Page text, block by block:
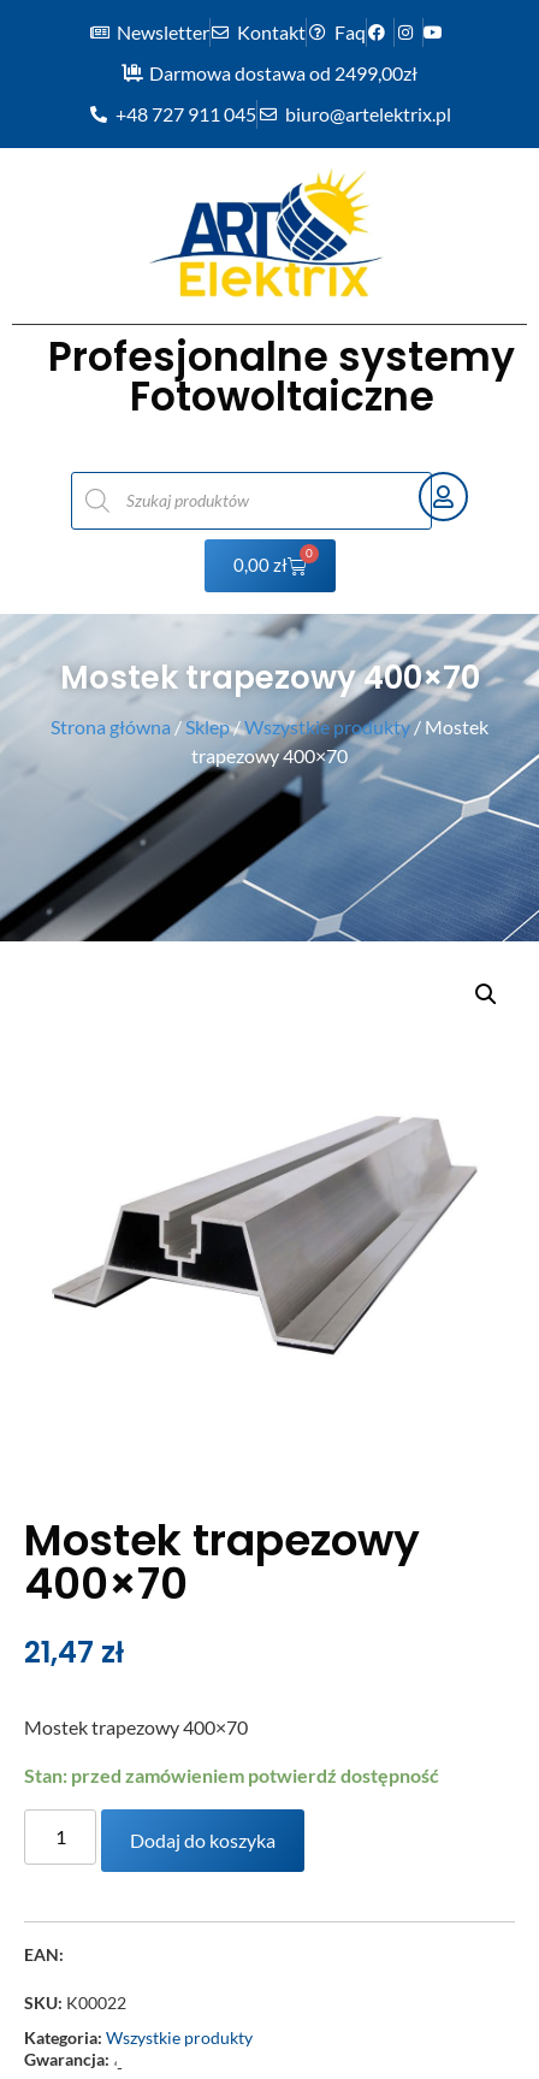
Newsletter Kontakt
Faq
Darmowa dostawa od 2499,00zł
+48 727 911 045
biuro@artelektrix.pl
Profesjonalne systemy
Fotowoltaiczne
0,00zł
0
Mostek trapezowy 400×70
Strona główna / Sklep/Wszystkie produkty/ Mostek
trapezowy 400×70
Mostek trapezowy
400×70
21,47 zł
Mostek trapezowy 400×70
Stan: przed zamówieniem potwierdź dostępność
Dodaj do koszyka
EAN:
SKU: K00022
Kategoria: Wszystkie produkty
Gwarancja: ‘-